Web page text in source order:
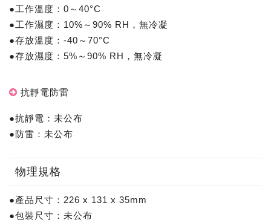
●工作溫度：0～40°C
●工作濕度：10%～90% RH，無冷凝
●存放溫度：-40～70°C
●存放濕度：5%～90% RH，無冷凝
抗靜電防雷
●抗靜電：未公布
●防雷：未公布
物理規格
●產品尺寸：226 x 131 x 35mm
●包裝尺寸：未公布